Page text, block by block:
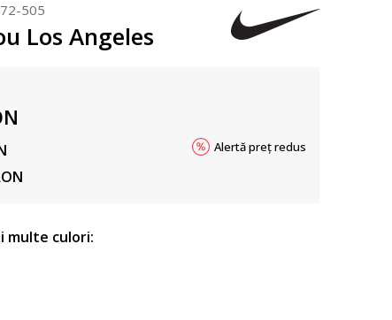
505
Los Angeles
Alertă preț redus
multe culori: